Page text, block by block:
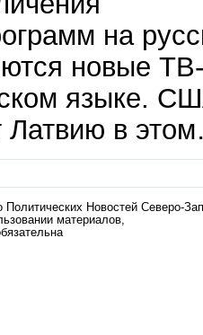
на
новые ТВ-
языке.
Латвию в
Политических Новостей Северо-
материалов,